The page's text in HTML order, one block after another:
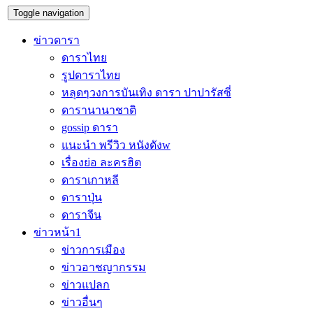
Toggle navigation
ข่าวดารา
ดาราไทย
รูปดาราไทย
หลุดๆวงการบันเทิง ดารา ปาปารัสซี่
ดารานานาชาติ
gossip ดารา
แนะนำ พรีวิว หนังดังw
เรื่องย่อ ละครฮิต
ดาราเกาหลี
ดาราปุ่น
ดาราจีน
ข่าวหน้า1
ข่าวการเมือง
ข่าวอาชญากรรม
ข่าวแปลก
ข่าวอื่นๆ